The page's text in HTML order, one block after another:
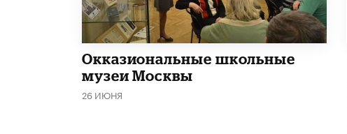
​Окказиональные школьные
музеи Москвы
26 ИЮНЯ